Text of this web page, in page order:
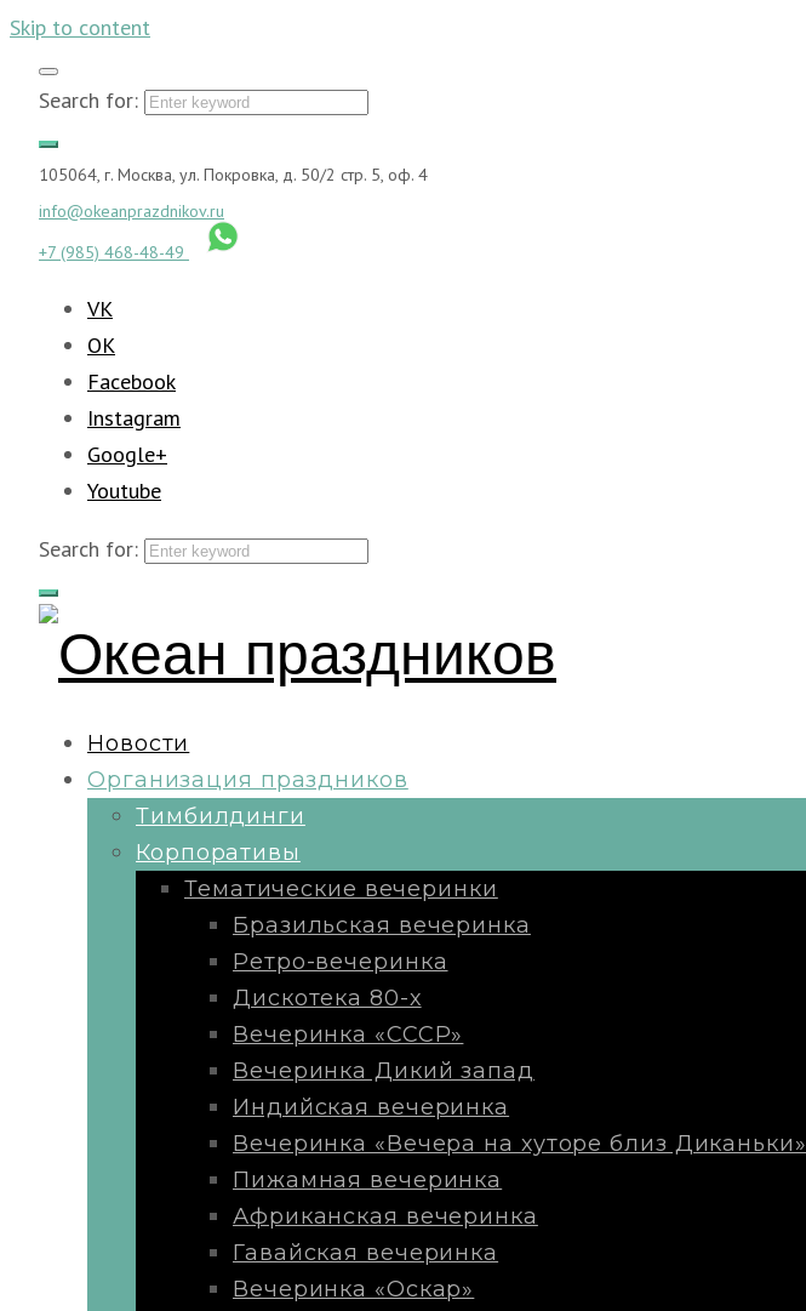
Skip to content
Search for:
105064, г. Москва, ул. Покровка, д. 50/2 стр. 5, оф. 4
info@okeanprazdnikov.ru
+7 (985) 468-48-49
VK
OK
Facebook
Instagram
Google+
Youtube
Search for:
Новости
Организация праздников
Тимбилдинги
Корпоративы
Тематические вечеринки
Бразильская вечеринка
Ретро-вечеринка
Дискотека 80-х
Вечеринка «СССР»
Вечеринка Дикий запад
Индийская вечеринка
Вечеринка «Вечера на хуторе близ Диканьки»
Пижамная вечеринка
Африканская вечеринка
Гавайская вечеринка
Вечеринка «Оскар»